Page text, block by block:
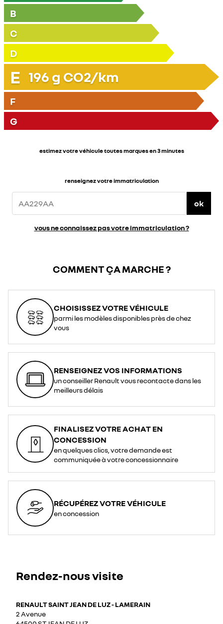
B
C
D
E 196 g CO2/km
F
G
estimez votre véhicule toutes marques en 3 minutes
renseignez votre immatriculation
ok
vous ne connaissez pas votre immatriculation ?
COMMENT ÇA MARCHE ?
CHOISISSEZ VOTRE VÉHICULE
parmi les modèles disponibles près de chez
vous
RENSEIGNEZ VOS INFORMATIONS
un conseiller Renault vous recontacte dans les
meilleurs délais
FINALISEZ VOTRE ACHAT EN
CONCESSION
en quelques clics, votre demande est
communiquée à votre concessionnaire
RÉCUPÉREZ VOTRE VÉHICULE
en concession
Rendez-nous visite
RENAULT SAINT JEAN DE LUZ - LAMERAIN
2 Avenue